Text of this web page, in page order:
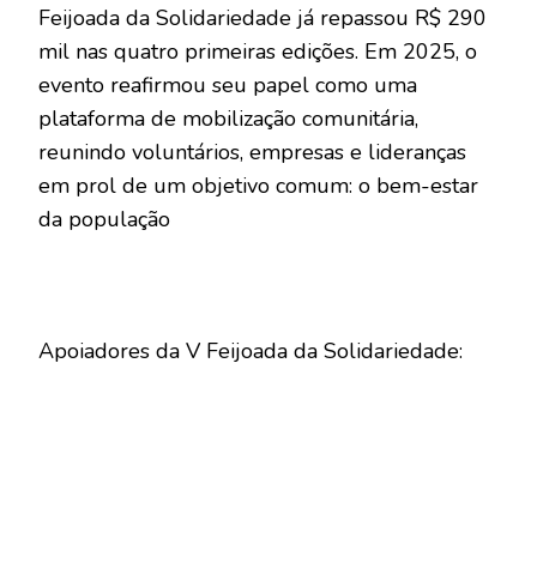
Feijoada da Solidariedade já repassou R$ 290
mil nas quatro primeiras edições. Em 2025, o
evento reafirmou seu papel como uma
plataforma de mobilização comunitária,
reunindo voluntários, empresas e lideranças
em prol de um objetivo comum: o bem-estar
da população
Apoiadores da V Feijoada da Solidariedade: